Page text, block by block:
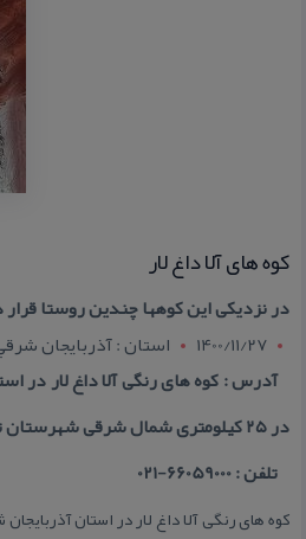
كوه های آلا داغ لار
در نزدیكی این كوهها چندین روستا
1400/11/27
استان : آذربايجان
آدرس : كوه های رنگی آلا داغ لار در
در ۲۵ كیلومتری شمال شرقی شهرستان تبریز واقع شده است
تلفن : 66059000-021